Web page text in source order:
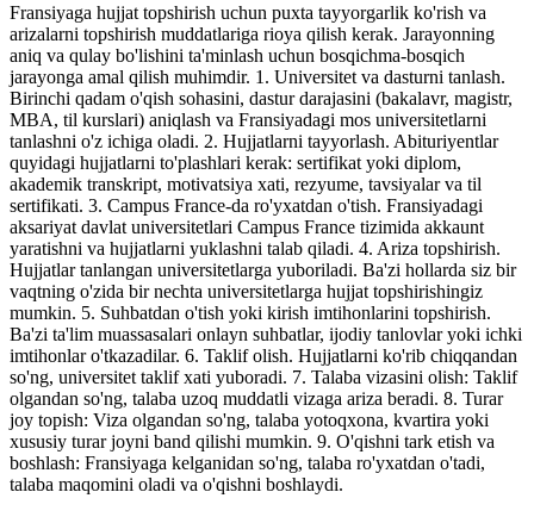
Fransiyaga hujjat topshirish uchun puxta tayyorgarlik ko'rish va
arizalarni topshirish muddatlariga rioya qilish kerak. Jarayonning
aniq va qulay bo'lishini ta'minlash uchun bosqichma-bosqich
jarayonga amal qilish muhimdir. 1. Universitet va dasturni tanlash.
Birinchi qadam o'qish sohasini, dastur darajasini (bakalavr, magistr,
MBA, til kurslari) aniqlash va Fransiyadagi mos universitetlarni
tanlashni o'z ichiga oladi. 2. Hujjatlarni tayyorlash. Abituriyentlar
quyidagi hujjatlarni to'plashlari kerak: sertifikat yoki diplom,
akademik transkript, motivatsiya xati, rezyume, tavsiyalar va til
sertifikati. 3. Campus France-da ro'yxatdan o'tish. Fransiyadagi
aksariyat davlat universitetlari Campus France tizimida akkaunt
yaratishni va hujjatlarni yuklashni talab qiladi. 4. Ariza topshirish.
Hujjatlar tanlangan universitetlarga yuboriladi. Ba'zi hollarda siz bir
vaqtning o'zida bir nechta universitetlarga hujjat topshirishingiz
mumkin. 5. Suhbatdan o'tish yoki kirish imtihonlarini topshirish.
Ba'zi ta'lim muassasalari onlayn suhbatlar, ijodiy tanlovlar yoki ichki
imtihonlar o'tkazadilar. 6. Taklif olish. Hujjatlarni ko'rib chiqqandan
so'ng, universitet taklif xati yuboradi. 7. Talaba vizasini olish: Taklif
olgandan so'ng, talaba uzoq muddatli vizaga ariza beradi. 8. Turar
joy topish: Viza olgandan so'ng, talaba yotoqxona, kvartira yoki
xususiy turar joyni band qilishi mumkin. 9. O'qishni tark etish va
boshlash: Fransiyaga kelganidan so'ng, talaba ro'yxatdan o'tadi,
talaba maqomini oladi va o'qishni boshlaydi.